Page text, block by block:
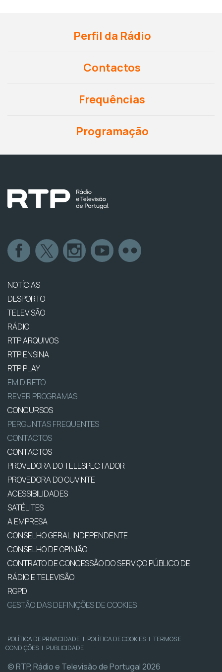
Perfil da Rádio
Contactos
Frequências
Programação
NOTÍCIAS
DESPORTO
TELEVISÃO
RÁDIO
RTP ARQUIVOS
RTP ENSINA
RTP PLAY
EM DIRETO
REVER PROGRAMAS
CONCURSOS
PERGUNTAS FREQUENTES
CONTACTOS
CONTACTOS
PROVEDORA DO TELESPECTADOR
PROVEDORA DO OUVINTE
ACESSIBILIDADES
SATÉLITES
A EMPRESA
CONSELHO GERAL INDEPENDENTE
CONSELHO DE OPINIÃO
CONTRATO DE CONCESSÃO DO SERVIÇO PÚBLICO DE
RÁDIO E TELEVISÃO
RGPD
GESTÃO DAS DEFINIÇÕES DE COOKIES
POLÍTICA DE PRIVACIDADE | POLÍTICA DE COOKIES | TERMOS E
CONDIÇÕES | PUBLICIDADE
© RTP, Rádio e Televisão de Portugal 2026